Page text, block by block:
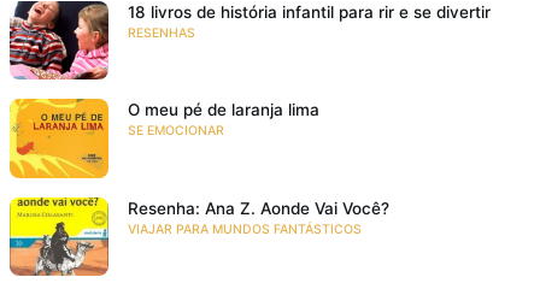
18 livros de história infantil para rir e se divertir
RESENHAS
O meu pé de laranja lima
SE EMOCIONAR
Resenha: Ana Z. Aonde Vai Você?
VIAJAR PARA MUNDOS FANTÁSTICOS